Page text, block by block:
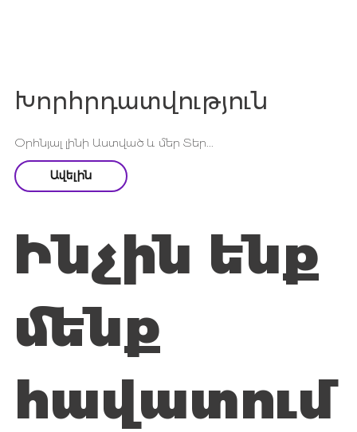
Խորհրդատվություն
Օրհնյալ լինի Աստված և մեր Տեր...
Ավելին
Ինչին ենք
մենք
հավատում